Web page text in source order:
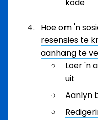
kode
Hoe om 'n
resensies te
aanhang te
Loer 'n
uit
Aanlyn